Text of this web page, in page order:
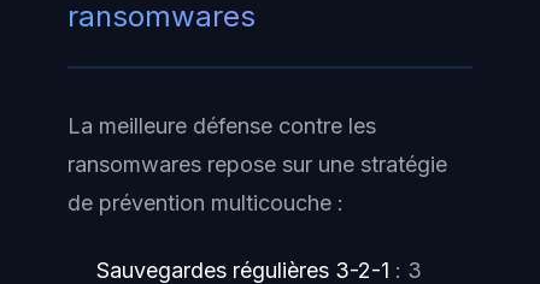
ransomwares
La meilleure défense contre les
ransomwares repose sur une stratégie
de prévention multicouche :
Sauvegardes régulières 3-2-1 : 3